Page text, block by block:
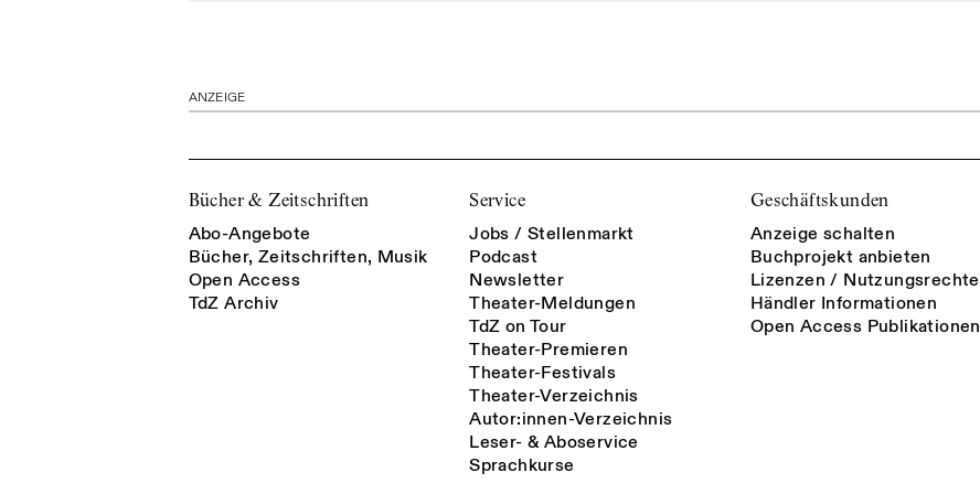
ANZEIGE
Bücher & Zeitschriften
Abo-Angebote
Bücher, Zeitschriften, Musik
Open Access
TdZ Archiv
Service
Jobs / Stellenmarkt
Podcast
Newsletter
Theater-Meldungen
TdZ on Tour
Theater-Premieren
Theater-Festivals
Theater-Verzeichnis
Autor:innen-Verzeichnis
Leser- & Aboservice
Sprachkurse
Geschäftskunden
Anzeige schalten
Buchprojekt anbieten
Lizenzen / Nutzungsrechte
Händler Informationen
Open Access Publikationen